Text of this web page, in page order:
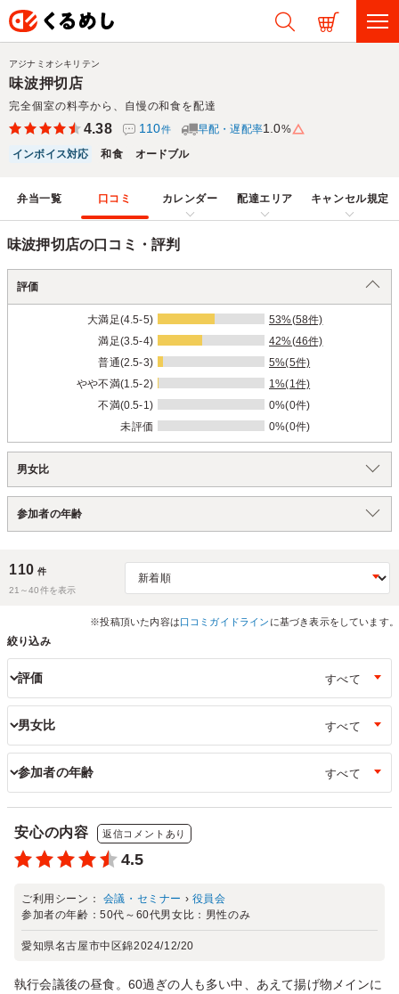
味波押切店
完全個室の料亭から、自慢の和食を配達
アジナミオシキリテン
4.38 110件 早配・遅配率1.0%
インボイス対応
和食 オードブル
弁当一覧 口コミ カレンダー 配達エリア キャンセル規定
味波押切店の口コミ・評判
評価
大満足(4.5-5)
53%(58件)
満足(3.5-4)
42%(46件)
普通(2.5-3)
5%(5件)
やや不満(1.5-2)
1%(1件)
不満(0.5-1)
0%(0件)
未評価
0%(0件)
男女比
参加者の年齢
110 件
21～40件を表示
※投稿頂いた内容は口コミガイドライン に基づき表示をしています。
絞り込み
評価
男女比
参加者の年齢
安心の内容 返信コメントあり
4.5
ご利用シーン： 会議・セミナー › 役員会
参加者の年齢：50代～60代男女比： 男性のみ
愛知県名古屋市中区錦2024/12/20
執行会議後の昼食。60過ぎの人も多い中、あえて揚げ物メインに